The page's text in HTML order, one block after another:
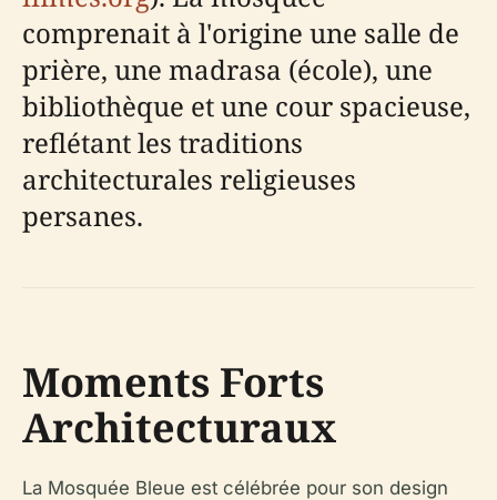
comprenait à l'origine une salle de
prière, une madrasa (école), une
bibliothèque et une cour spacieuse,
reflétant les traditions
architecturales religieuses
persanes.
Moments Forts
Architecturaux
La Mosquée Bleue est célébrée pour son design